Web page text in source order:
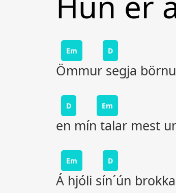
Em D
Ömmur segja
D Em
en mín talar mest
Em D
Á hjóli sín´ún